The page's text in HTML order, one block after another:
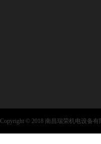
Copyright © 2018 南昌瑞荣机电设备